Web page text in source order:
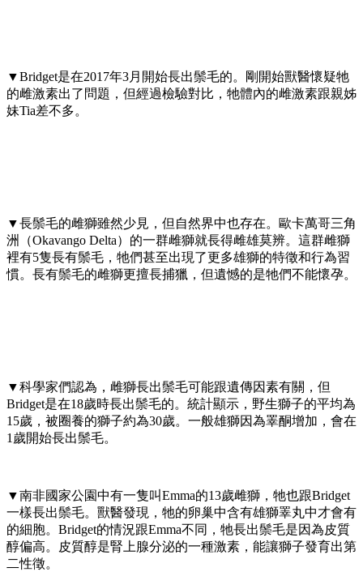
▼Bridget是在2017年3月開始長出鬃毛的。剛開始獸醫懷疑牠
的雌激素出了問題，但經過檢驗對比，牠體內的雌激素跟親姊
妹Tia差不多。
▼長鬃毛的雌獅雖然少見，但自然界中也存在。歐卡萬哥三角
洲（Okavango Delta）的一群雌獅就長得雌雄莫辨。這群雌獅
裡有5隻長有鬃毛，牠們甚至出現了更多雄獅的特徵和行為習
慣。長有鬃毛的雌獅更擅長捕獵，但遺憾的是牠們不能懷孕。
▼科學家們認為，雌獅長出鬃毛可能跟遺傳因素有關，但
Bridget是在18歲時長出鬃毛的。統計顯示，野生獅子的平均為
15歲，被圈養的獅子約為30歲。一般雄獅因為睪酮增加，會在
1歲開始長出鬃毛。
▼南非國家公園中有一隻叫Emma的13歲雌獅，牠也跟Bridget
一樣長出鬃毛。獸醫發現，牠的卵巢中含有雄獅睪丸中才會有
的細胞。Bridget的情況跟Emma不同，牠長出鬃毛是因為皮質
醇偏高。皮質醇是腎上腺分泌的一種激素，能讓獅子發育出第
二性徵。